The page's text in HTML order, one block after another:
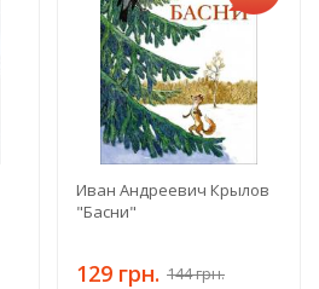
Иван Андреевич Крылов
"Басни"
129 грн. 144 грн.